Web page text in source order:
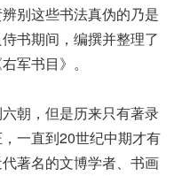
别这些书法真伪的乃是
书期间，编撰并整理了
军书目》。
朝，但是历来只有著录
一直到20世纪中期才有
著名的文博学者、书画